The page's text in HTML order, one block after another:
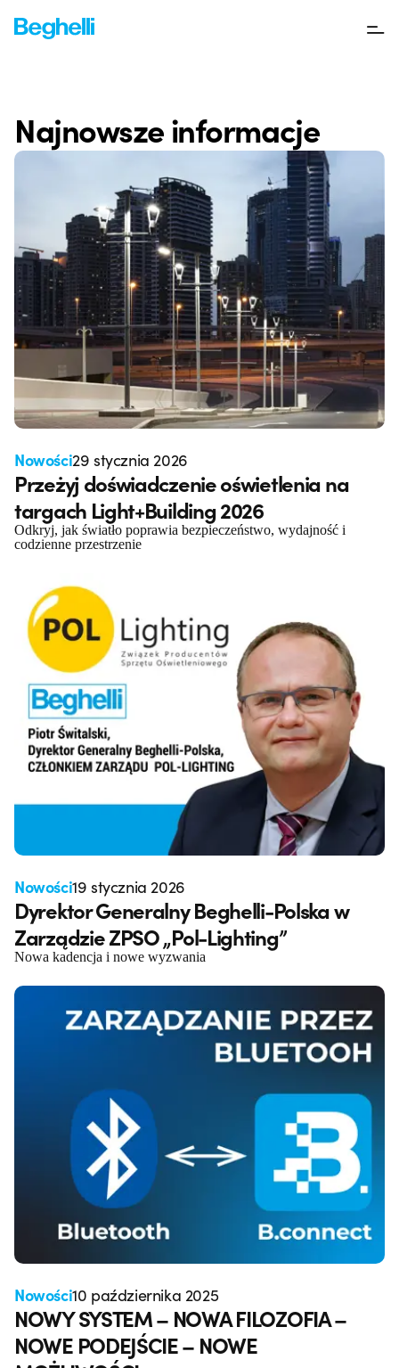
Najnowsze informacje
Nowości29 stycznia 2026
Przeżyj doświadczenie oświetlenia na
targach Light+Building 2026
Odkryj, jak światło poprawia bezpieczeństwo, wydajność i
codzienne przestrzenie
Nowości19 stycznia 2026
Dyrektor Generalny Beghelli-Polska w
Zarządzie ZPSO „Pol-Lighting”
Nowa kadencja i nowe wyzwania
Nowości10 października 2025
NOWY SYSTEM – NOWA FILOZOFIA –
NOWE PODEJŚCIE – NOWE